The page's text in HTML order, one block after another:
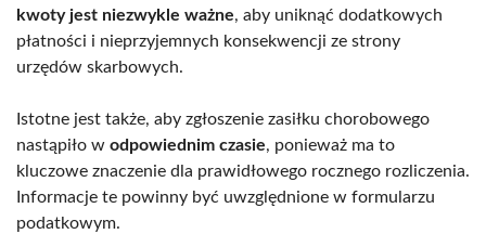
kwoty jest niezwykle ważne, aby uniknąć dodatkowych
płatności i nieprzyjemnych konsekwencji ze strony
urzędów skarbowych.
Istotne jest także, aby zgłoszenie zasiłku chorobowego
nastąpiło w odpowiednim czasie, ponieważ ma to
kluczowe znaczenie dla prawidłowego rocznego rozliczenia.
Informacje te powinny być uwzględnione w formularzu
podatkowym.